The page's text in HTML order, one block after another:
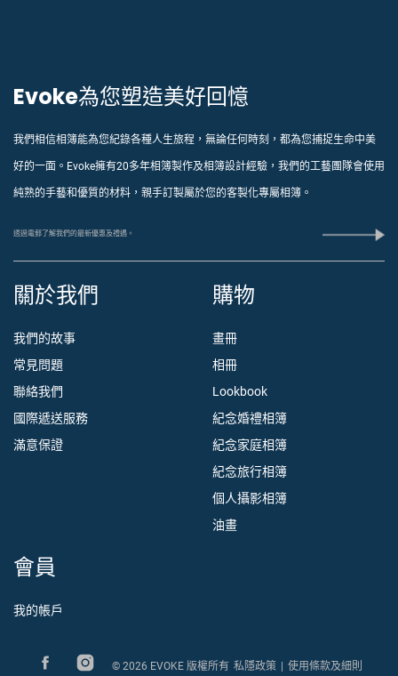
Evoke為您塑造美好回憶
我們相信相簿能為您紀錄各種人生旅程，無論任何時刻，都為您捕捉生命中美
好的一面。Evoke擁有20多年相簿製作及相簿設計經驗，我們的工藝團隊會使用
純熟的手藝和優質的材料，親手訂製屬於您的客製化專屬相簿。
關於我們
我們的故事
常見問題
聯絡我們
國際遞送服務
滿意保證
購物
畫冊
相冊
Lookbook
紀念婚禮相簿
紀念家庭相簿
紀念旅行相簿
個人攝影相簿
油畫
會員
我的帳戶
© 2026 EVOKE 版權所有 私隱政策 使用條款及細則